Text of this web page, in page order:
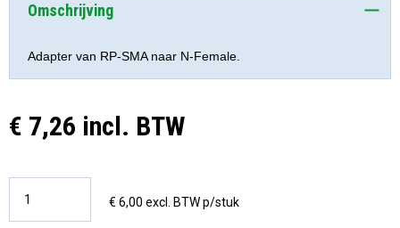
Omschrijving
Adapter van RP-SMA naar N-Female.
€ 7,26 incl. BTW
€ 6,00 excl. BTW p/stuk